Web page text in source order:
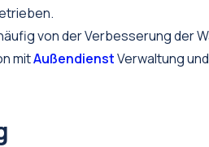
von der Verbesserung der
mitAußendienstVerwaltung